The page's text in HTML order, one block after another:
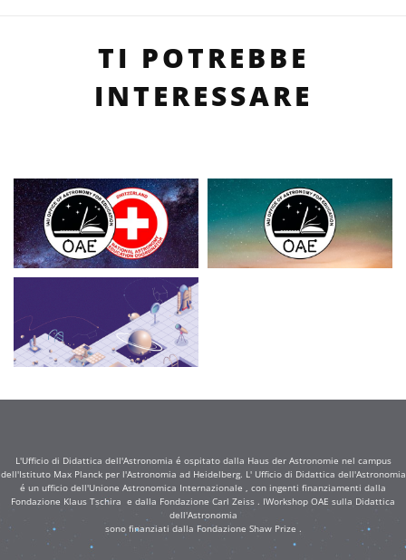
TI POTREBBE
INTERESSARE
L'Ufficio di Didattica dell'Astronomia é ospitato dalla Haus der Astronomie nel campus
dell'Istituto Max Planck per l'Astronomia ad Heidelberg. L' Ufficio di Didattica dell'Astronomia
é un ufficio dell'Unione Astronomica Internazionale , con ingenti finanziamenti dalla
Fondazione Klaus Tschira e dalla Fondazione Carl Zeiss . IWorkshop OAE sulla Didattica
dell'Astronomia
sono finanziati dalla Fondazione Shaw Prize .